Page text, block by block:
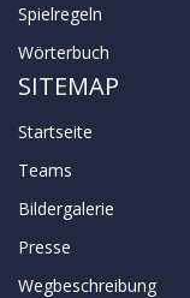
Spielregeln
Wörterbuch
SITEMAP
Startseite
Teams
Bildergalerie
Presse
Wegbeschreibung